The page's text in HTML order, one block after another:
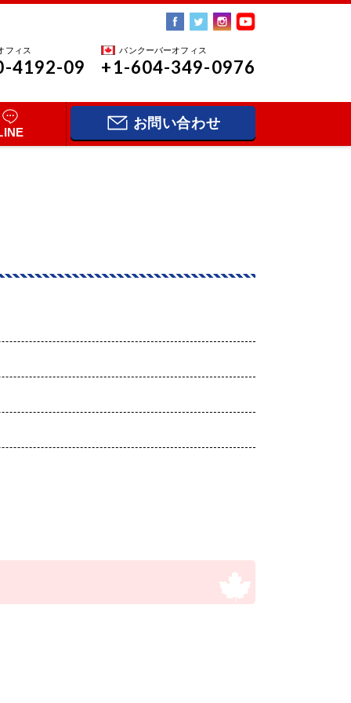
フィス
4192-09
バンクーバーオフィス
+1-604-349-0976
お問い合わせ